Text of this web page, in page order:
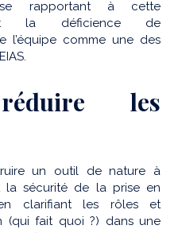
se rapportant à cette
la déficience de
l’équipe comme une des
les
un outil de nature à
la sécurité de la prise en
clarifiant les rôles et
(qui fait quoi ?) dans une